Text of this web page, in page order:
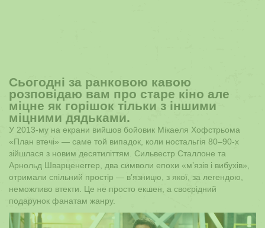
Сьогодні за ранковою кавою
розповідаю вам про старе кіно але
міцне як горішок тільки з іншими
міцними дядьками.
У 2013-му на екрани вийшов бойовик Мікаеля Хофстрьома
«План втечі» — саме той випадок, коли ностальгія 80–90-х
зійшлася з новим десятиліттям. Сильвестр Сталлоне та
Арнольд Шварценеггер, два символи епохи «м’язів і вибухів»,
отримали спільний простір — в’язницю, з якої, за легендою,
неможливо втекти. Це не просто екшен, а своєрідний
подарунок фанатам жанру.